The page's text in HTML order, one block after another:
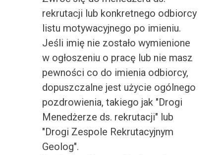
rekrutacji lub konkretnego odbiorcy
listu motywacyjnego po imieniu.
Jeśli imię nie zostało wymienione
w ogłoszeniu o pracę lub nie masz
pewności co do imienia odbiorcy,
dopuszczalne jest użycie ogólnego
pozdrowienia, takiego jak "Drogi
Menedżerze ds. rekrutacji" lub
"Drogi Zespole Rekrutacyjnym
Geolog".